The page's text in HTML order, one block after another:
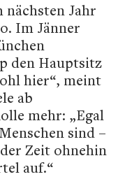
nächsten Jahr
Im Jänner
den Hauptsitz
hier“, meint
ab
mehr: „Egal
sind –
Zeit ohnehin
auf.“